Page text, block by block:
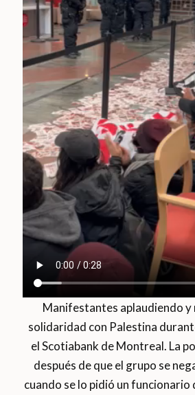
Manifestantes aplaudiendo y
solidaridad con Palestina
el Scotiabank de Montreal. La
después de que el grupo se
cuando se lo pidió un funcionario